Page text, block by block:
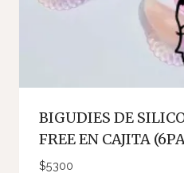
BIGUDIES DE
FREE EN CAJITA
$5300